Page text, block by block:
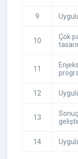
9
10
Çok
11
12
13
14